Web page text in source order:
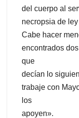
del cuerpo al
necropsia de
Cabe hacer
encontrados
que
decían lo
trabaje con
los
apoyen».